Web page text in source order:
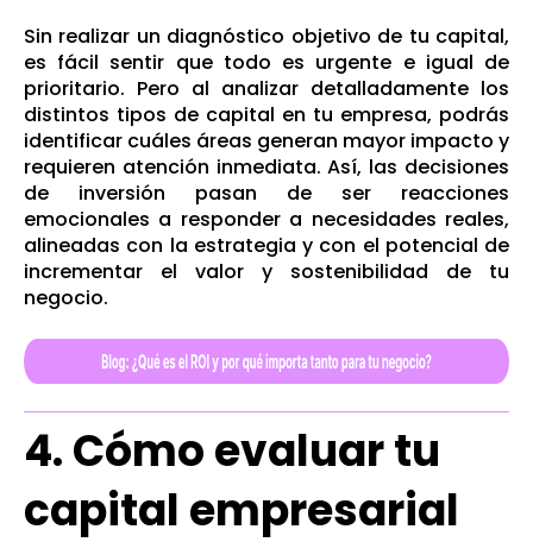
Sin realizar un diagnóstico objetivo de tu capital,
es fácil sentir que todo es urgente e igual de
prioritario. Pero al analizar detalladamente los
distintos tipos de capital en tu empresa, podrás
identificar cuáles áreas generan mayor impacto y
requieren atención inmediata. Así, las decisiones
de inversión pasan de ser reacciones
emocionales a responder a necesidades reales,
alineadas con la estrategia y con el potencial de
incrementar el valor y sostenibilidad de tu
negocio.
4. Cómo evaluar tu
capital empresarial